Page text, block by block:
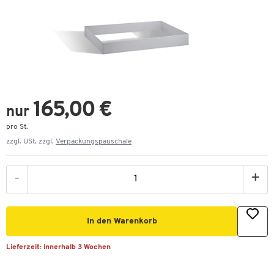
nur 165,00 €
pro St.
zzgl. USt. zzgl. Verpackungspauschale
- +
In den Warenkorb
Lieferzeit: innerhalb 3 Wochen